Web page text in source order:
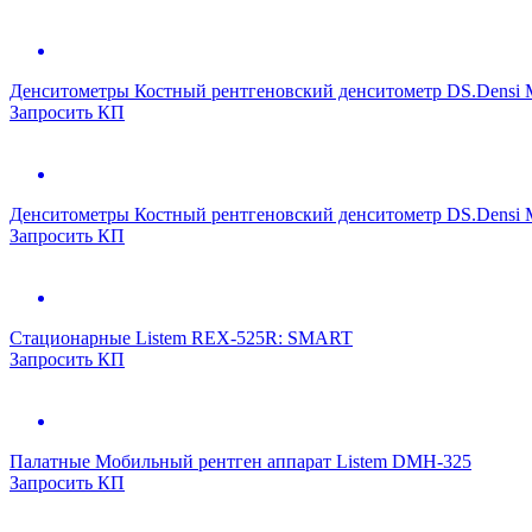
Денситометры Костный рентгеновский денситометр DS.Densi
Запросить КП
Денситометры Костный рентгеновский денситометр DS.Densi
Запросить КП
Стационарные Listem REX-525R: SMART
Запросить КП
Палатные Мобильный рентген аппарат Listem DMH-325
Запросить КП